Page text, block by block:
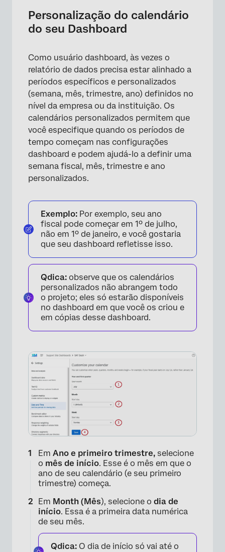
×
Personalização do calendário
do seu Dashboard
Como usuário dashboard, às vezes o
relatório de dados precisa estar alinhado a
períodos específicos e personalizados
(semana, mês, trimestre, ano) definidos no
nível da empresa ou da instituição. Os
calendários personalizados permitem que
você especifique quando os períodos de
tempo começam nas configurações
dashboard e podem ajudá-lo a definir uma
semana fiscal, mês, trimestre e ano
personalizados.
Exemplo: Por exemplo, seu ano
fiscal pode começar em 1º de julho,
não em 1º de janeiro, e você gostaria
que seu dashboard refletisse isso.
Qdica: observe que os calendários
personalizados não abrangem todo
o projeto; eles só estarão disponíveis
no dashboard em que você os criou e
em cópias desse dashboard.
Em Ano e primeiro trimestre, selecione
o mês de início. Esse é o mês em que o
ano de seu calendário (e seu primeiro
trimestre) começa.
Em Month (Mês), selecione o dia de
início. Essa é a primeira data numérica
de seu mês.
Qdica: O dia de início só vai até o